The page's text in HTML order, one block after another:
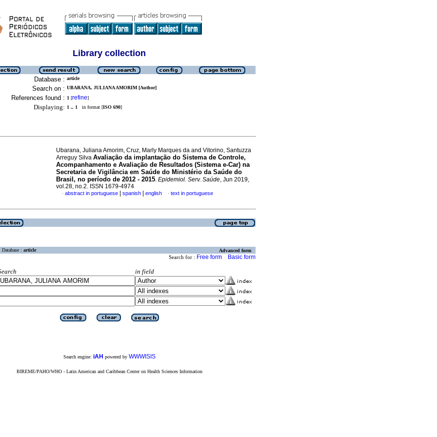
Library collection
Database : article
Search on : UBARANA, JULIANA AMORIM [Author]
References found : 1 [refine]
Displaying: 1 .. 1 in format [ISO 690]
Ubarana, Juliana Amorim, Cruz, Marly Marques da and Vitorino, Santuzza
Arreguy Silva Avaliação da implantação do Sistema de Controle,
Acompanhamento e Avaliação de Resultados (Sistema e-Car) na
Secretaria de Vigilância em Saúde do Ministério da Saúde do
Brasil, no período de 2012 - 2015. Epidemiol. Serv. Saúde, Jun 2019,
vol.28, no.2. ISSN 1679-4974
· abstract in portuguese spanish english · text in portuguese
Database : article Advanced form
Search for : Free form Basic form
in field
Search engine: iAH powered by WWWISIS
BIREME/PAHO/WHO - Latin American and Caribbean Center on Health Sciences Information